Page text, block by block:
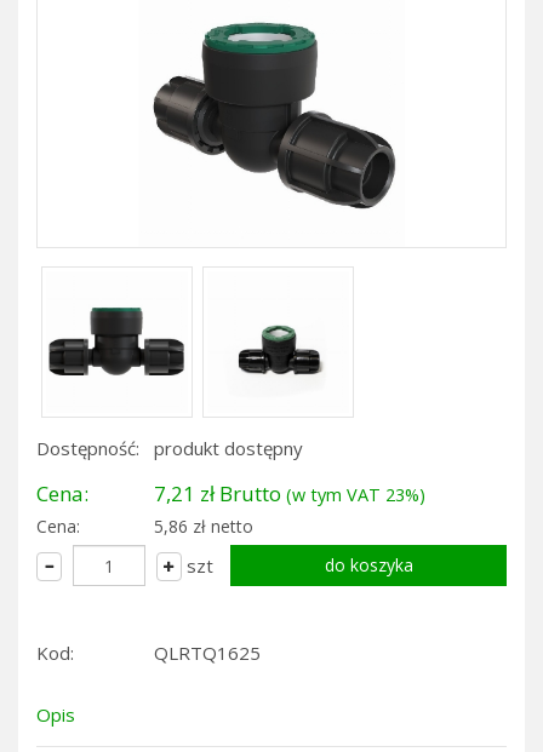
Dostępność: produkt dostępny
Cena: 7,21 zł Brutto (w tym VAT 23%)
Cena:
5,86 zł netto
szt
Kod: QLRTQ1625
Opis